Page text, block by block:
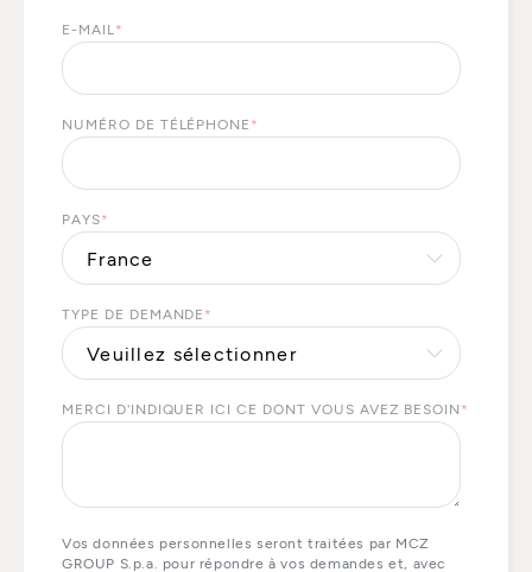
E-MAIL *
NUMÉRO DE TÉLÉPHONE *
PAYS*
TYPE DE DEMANDE *
MERCI D'INDIQUER ICI CE DONT VOUS AVEZ BESOIN *
Vos données personnelles seront traitées par MCZ
GROUP S.p.a. pour répondre à vos demandes et, avec